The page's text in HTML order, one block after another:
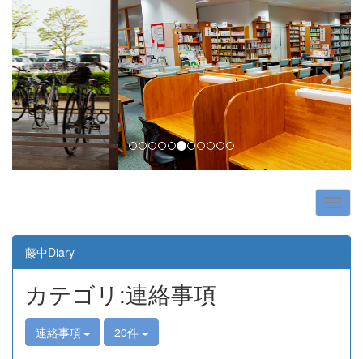
r
e
v
i
o
u
s
e
x
t
藤中Diary
カテゴリ:連絡事項
連絡事項 20件